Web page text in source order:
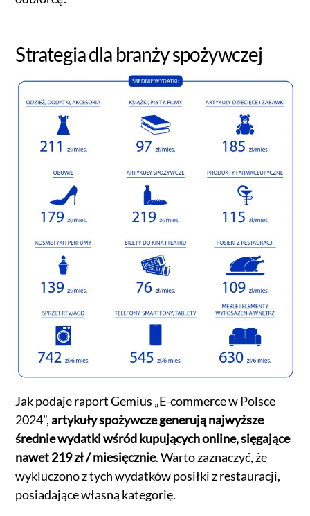
Strategia dla branży spożywczej
Jak podaje raport Gemius „E-commerce w Polsce
2024”,artykuły spożywcze generują najwyższe
średnie wydatki wśród kupujących online, sięgające
nawet 219 zł / miesięcznie. Warto zaznaczyć, że
wykluczono z tych wydatków posiłki z restauracji,
posiadające własną kategorię.